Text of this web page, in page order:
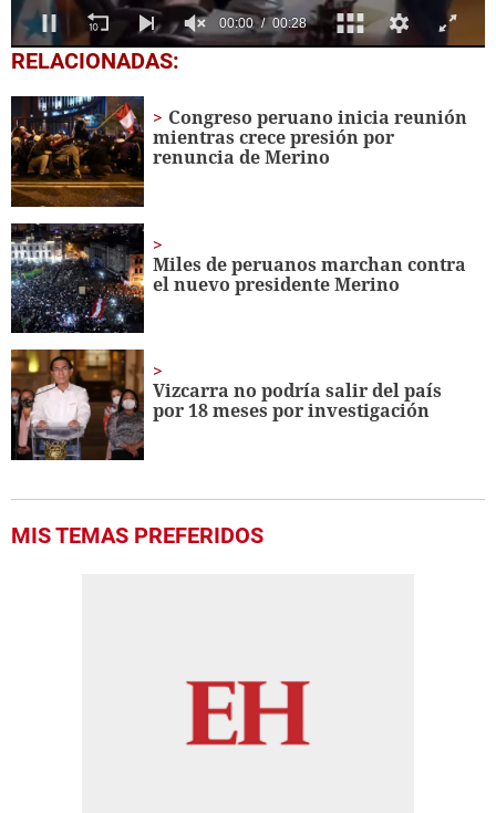
0
seconds
seconds
RELACIONADAS:
Congreso peruano inicia reunión
mientras crece presión por
renuncia de Merino
Miles de peruanos marchan contra
el nuevo presidente Merino
Vizcarra no podría salir del país
por 18 meses por investigación
MIS TEMAS PREFERIDOS